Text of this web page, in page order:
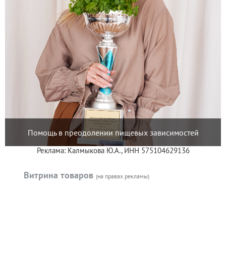
Помощь в преодолении пищевых зависимостей
Реклама: Калмыкова Ю.А., ИНН 575104629136
Витрина товаров (на правах рекламы)